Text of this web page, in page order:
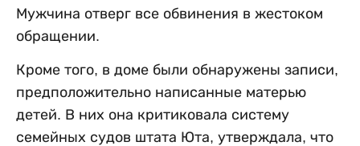
Мужчина отверг все обвинения в жестоком
обращении.
Кроме того, в доме были обнаружены записи,
предположительно написанные матерью
детей. В них она критиковала систему
семейных судов штата Юта, утверждала, что